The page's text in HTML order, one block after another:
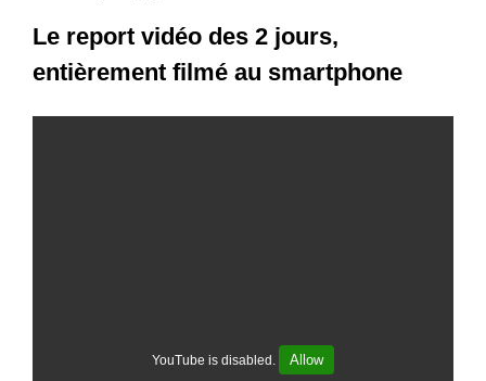
Le report vidéo des 2 jours,
entièrement filmé au smartphone
YouTube is disabled. Allow